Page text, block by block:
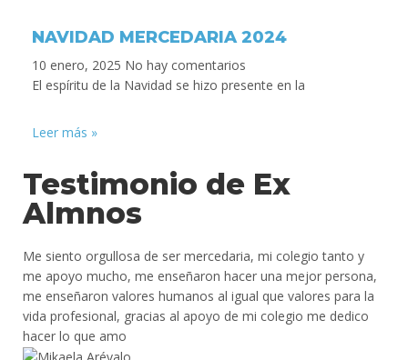
NAVIDAD MERCEDARIA 2024
10 enero, 2025 No hay comentarios
El espíritu de la Navidad se hizo presente en la
Leer más »
Testimonio de Ex
Almnos
Me siento orgullosa de ser mercedaria, mi colegio tanto y
me apoyo mucho, me enseñaron hacer una mejor persona,
me enseñaron valores humanos al igual que valores para la
vida profesional, gracias al apoyo de mi colegio me dedico
hacer lo que amo